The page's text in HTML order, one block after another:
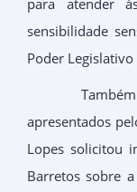
sensibilidade
Poder
apresentados
Lopes solicitou
Barretos sobre